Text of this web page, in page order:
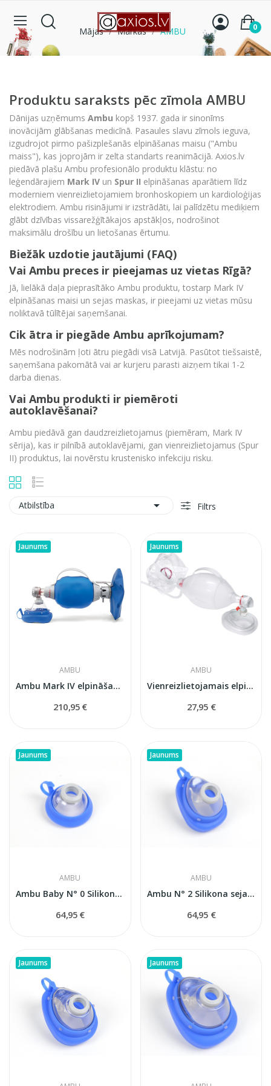
0
Mājas Markas AMBU
Produktu saraksts pēc zīmola AMBU
Dānijas uzņēmums Ambu kopš 1937. gada ir sinonīms
inovācijām glābšanas medicīnā. Pasaules slavu zīmols ieguva,
izgudrojot pirmo pašizplešanās elpināšanas maisu ("Ambu
maiss"), kas joprojām ir zelta standarts reanimācijā. Axios.lv
piedāvā plašu Ambu profesionālo produktu klāstu: no
leģendārajiem Mark IV un Spur II elpināšanas aparātiem līdz
moderniem vienreizlietojamiem bronhoskopiem un kardioloģijas
elektrodiem. Ambu risinājumi ir izstrādāti, lai palīdzētu mediķiem
glābt dzīvības vissarežģītākajos apstākļos, nodrošinot
maksimālu drošību un lietošanas ērtumu.
Biežāk uzdotie jautājumi (FAQ)
Vai Ambu preces ir pieejamas uz vietas Rīgā?
Jā, lielākā daļa pieprasītāko Ambu produktu, tostarp Mark IV
elpināšanas maisi un sejas maskas, ir pieejami uz vietas mūsu
noliktavā tūlītējai saņemšanai.
Cik ātra ir piegāde Ambu aprīkojumam?
Mēs nodrošinām ļoti ātru piegādi visā Latvijā. Pasūtot tiešsaistē,
saņemšana pakomātā vai ar kurjeru parasti aizņem tikai 1-2
darba dienas.
Vai Ambu produkti ir piemēroti
autoklavēšanai?
Ambu piedāvā gan daudzreizlietojamus (piemēram, Mark IV
sērija), kas ir pilnībā autoklavējami, gan vienreizlietojamus (Spur
II) produktus, lai novērstu krustenisko infekciju risku.
Atbilstība  Filtrs
Jaunums
AMBU
Ambu Mark IV elpināšanas maiss pieaugušajiem ar...
210,95 €
Jaunums
AMBU
Vienreizlietojamais elpināšanas maiss Ambu SPUR...
27,95 €
Jaunums
AMBU
Ambu Baby N° 0 Silikona sejas maska...
64,95 €
Jaunums
AMBU
Ambu N° 2 Silikona sejas maska (bērniem)
64,95 €
Jaunums Jaunums